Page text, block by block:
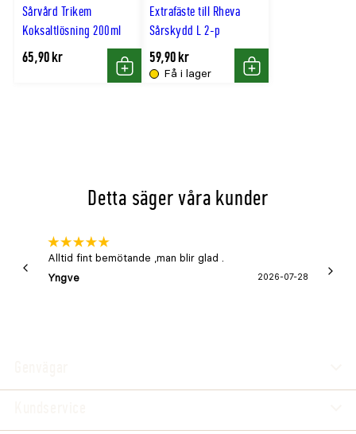
Sårvård Trikem
Koksaltlösning 200ml
65,90 kr
Köp
Extrafäste till Rheva
Sårskydd L 2-p
Få i lager
59,90 kr
Köp
Detta säger våra kunder
Alltid fint bemötande ,man blir glad .
Yngve
2026-07-28